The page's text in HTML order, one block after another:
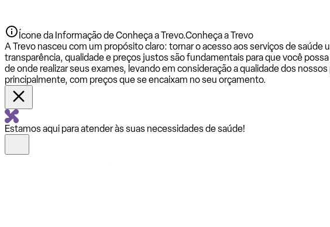
Ícone da Informação de Conheça a Trevo.Conheça a Trevo
A Trevo nasceu com um propósito claro: tornar o acesso aos serviços de
transparência, qualidade e preços justos são fundamentais para que você
de onde realizar seus exames, levando em consideração a qualidade dos
principalmente, com preços que se encaixam no seu orçamento.
Estamos aqui para atender às suas necessidades de saúde!